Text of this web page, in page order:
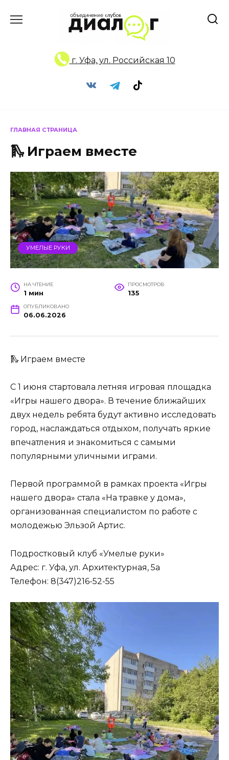
г. Уфа, ул. Российская 10
ГЛАВНАЯ СТРАНИЦА
🛝 Играем вместе
УМЕЛЫЕ РУКИ
НА ЧТЕНИЕ
1 мин
ПРОСМОТРОВ
135
ОПУБЛИКОВАНО
06.06.2026
🛝 Играем вместе
С 1 июня стартовала летняя игровая площадка
«Игры нашего двора». В течение ближайших
двух недель ребята будут активно исследовать
город, наслаждаться отдыхом, получать яркие
впечатления и знакомиться с самыми
популярными уличными играми.
Первой программой в рамках проекта «Игры
нашего двора» стала «На травке у дома»,
организованная специалистом по работе с
молодежью Эльзой Артис.
Подростковый клуб «Умелые руки»
Адрес: г. Уфа, ул. Архитектурная, 5а
Телефон: 8(347)216-52-55